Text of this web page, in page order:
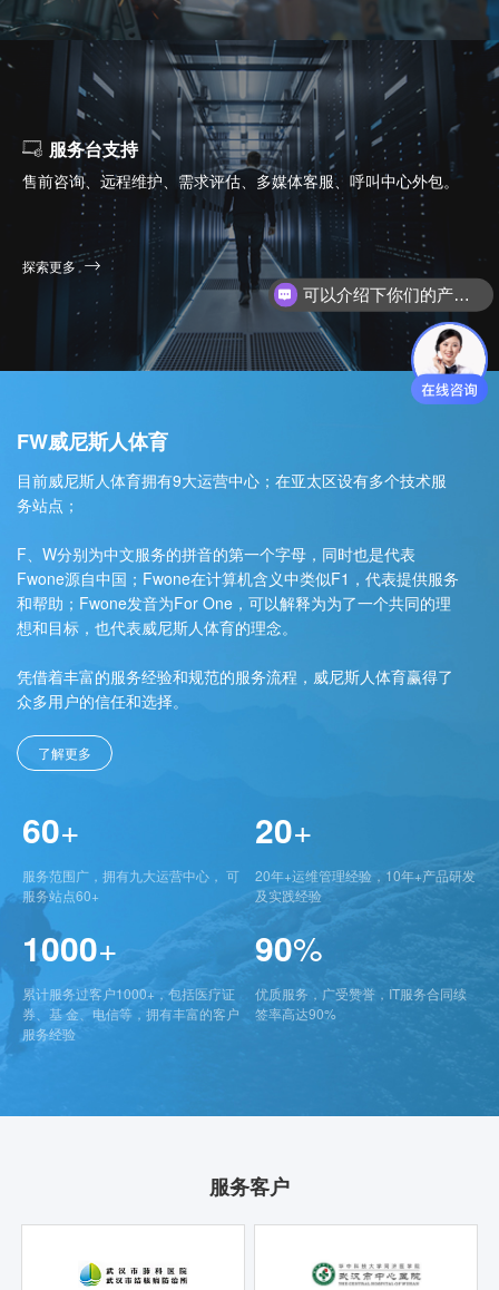
服务台支持
售前咨询、远程维护、需求评估、多媒体客服、呼叫中心外包。
探索更多
FW威尼斯人体育
目前威尼斯人体育拥有9大运营中心；在亚太区设有多个技术服
务站点；
F、W分别为中文服务的拼音的第一个字母，同时也是代表
Fwone源自中国；Fwone在计算机含义中类似F1，代表提供服务
和帮助；Fwone发音为For One，可以解释为为了一个共同的理
想和目标，也代表威尼斯人体育的理念。
凭借着丰富的服务经验和规范的服务流程，威尼斯人体育赢得了
众多用户的信任和选择。
了解更多
60+
服务范围广，拥有九大运营中心， 可
服务站点60+
20+
20年+运维管理经验，10年+产品研发
及实践经验
1000+
累计服务过客户1000+，包括医疗证
券、基 金、电信等，拥有丰富的客户
服务经验
90%
优质服务，广受赞誉，IT服务合同续
签率高达90%
服务客户
可以介绍下你们的产品么？